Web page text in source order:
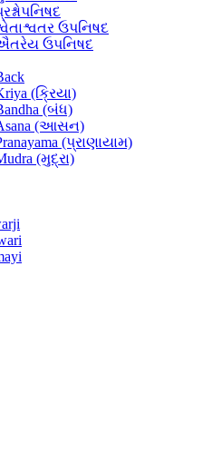
ઉપનિષદ
ઉપનિષદ
(ક્રિયા)
(બંધ)
(આસન)
(પ્રાણાયામ)
(મુદ્રા)